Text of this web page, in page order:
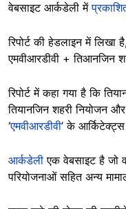
वेबसाइट आर्कडेली में
रिपोर्ट की हेडलाइन में लिखा
एमवीआरडीवी + तिआनजिन
रिपोर्ट में कहा गया है कि
तियानजिन शहरी नियोजन
‘एमवीआरडीवी’ के आर्किटेक्ट्स
आर्कडेलीएक वेबसाइट है जो
परियोजनाओं सहित अन्य